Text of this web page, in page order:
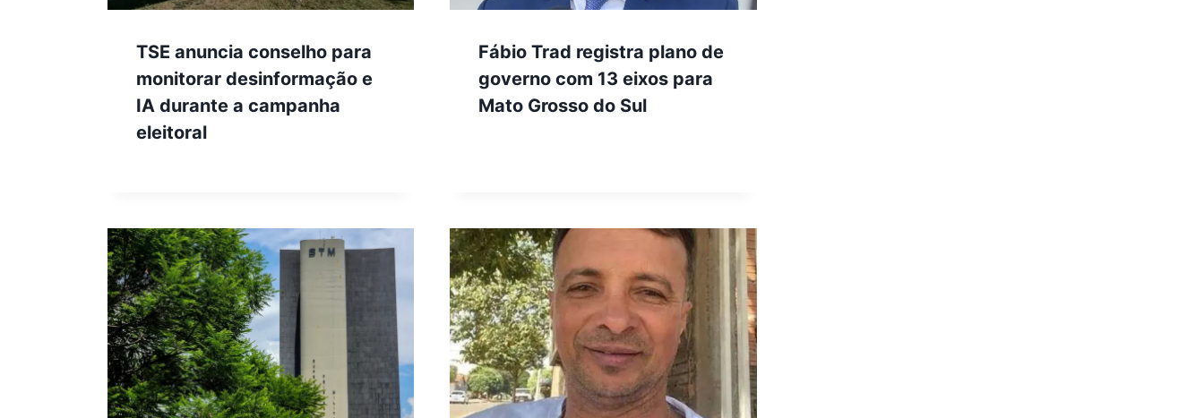
TSE anuncia conselho para
monitorar desinformação e
IA durante a campanha
eleitoral
Fábio Trad registra plano de
governo com 13 eixos para
Mato Grosso do Sul